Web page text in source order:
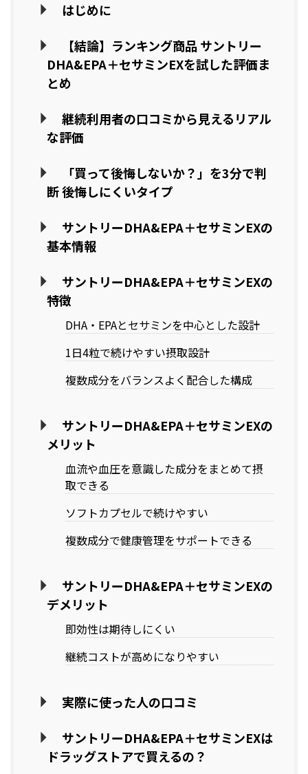
はじめに
【結論】ランキング商品 サントリー
DHA&EPA＋セサミンEXを試した評価ま
とめ
継続利用者の口コミから見えるリアル
な評価
「買って後悔しないか？」を3分で判
断 後悔しにくいタイプ
サントリーDHA&EPA＋セサミンEXの
基本情報
サントリーDHA&EPA＋セサミンEXの
特徴
DHA・EPAとセサミンを中心とした設計
1日4粒で続けやすい摂取設計
複数成分をバランスよく配合した構成
サントリーDHA&EPA＋セサミンEXの
メリット
血流や血圧を意識した成分をまとめて摂
取できる
ソフトカプセルで続けやすい
複数成分で健康管理をサポートできる
サントリーDHA&EPA＋セサミンEXの
デメリット
即効性は期待しにくい
継続コストが高めになりやすい
実際に使った人の口コミ
サントリーDHA&EPA＋セサミンEXは
ドラッグストアで買えるの？